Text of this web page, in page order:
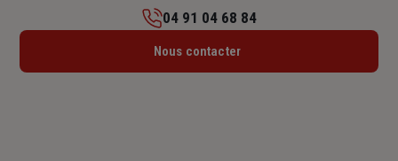
Lundi : 09h – 12h / 14h – 17h
04 91 04 68 84
Nous contacter